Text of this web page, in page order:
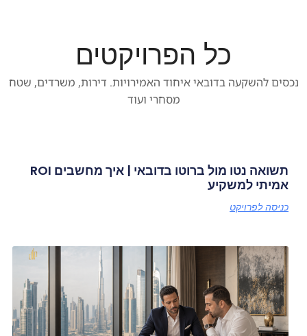
כל הפרויקטים
נכסים להשקעה בדובאי איחוד האמירויות. דירות, משרדים, שטח
מסחרי ועוד
תשואה נטו מול ברוטו בדובאי | איך מחשבים ROI
אמיתי למשקיע
כניסה לפרויקט